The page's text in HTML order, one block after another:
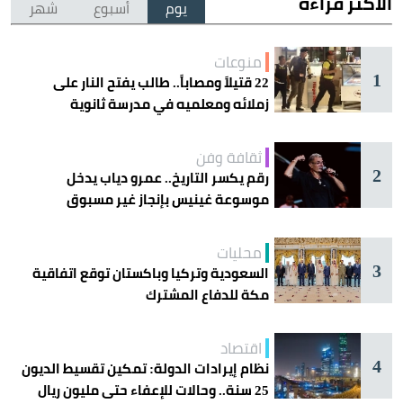
يوم أسبوع شهر
1
منوعات
22 قتيلاً ومصاباً.. طالب يفتح النار على
زملائه ومعلميه في مدرسة ثانوية
2
ثقافة وفن
رقم يكسر التاريخ.. عمرو دياب يدخل
موسوعة غينيس بإنجاز غير مسبوق
3
محليات
السعودية وتركيا وباكستان توقع اتفاقية
مكة للدفاع المشترك
4
اقتصاد
نظام إيرادات الدولة: تمكين تقسيط الديون
25 سنة.. وحالات للإعفاء حتى مليون ريال